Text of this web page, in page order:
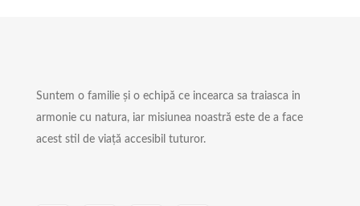
Suntem o familie și o echipă ce incearca sa traiasca in
armonie cu natura, iar misiunea noastră este de a face
acest stil de viață accesibil tuturor.